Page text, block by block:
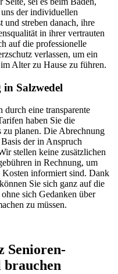
der individuellen
und streben danach, ihre
in ihrer vertrauten
auf die professionelle
verlassen, um ein
Alter zu Hause zu führen.
Salzwedel
durch eine transparente
haben Sie die
planen. Die Abrechnung
der in Anspruch
stellen keine zusätzlichen
in Rechnung, um
Kosten informiert sind. Dank
Sie sich ganz auf die
sich Gedanken über
zu müssen.
Senioren­
brauchen